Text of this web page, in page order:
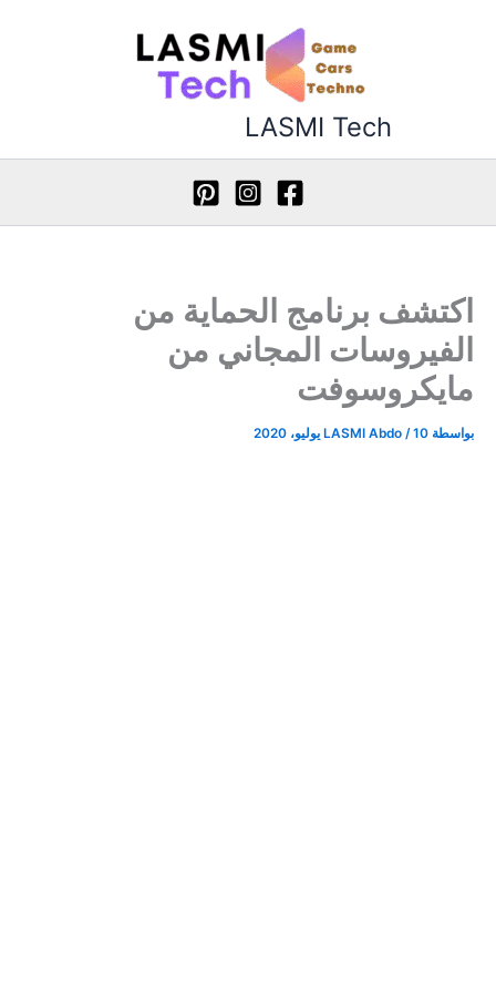
LASMI Tech
اكتشف برنامج الحماية من
الفيروسات المجاني من
مايكروسوفت
بواسطة LASMI Abdo/10 يوليو، 2020